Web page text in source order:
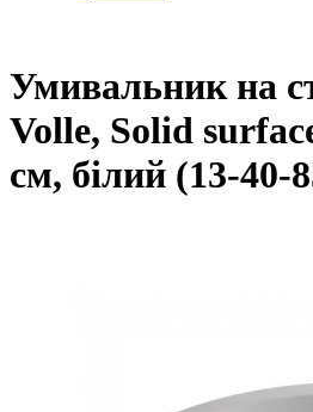
Умивальник на
Volle, Solid
см, білий (13-40-